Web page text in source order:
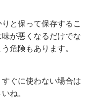
と保って保存するこ
が悪くなるだけでな
危険もあります。
ぐに使わない場合は
ね。